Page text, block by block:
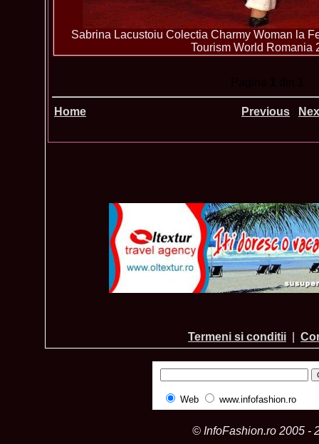
Sabrina Lacustoiu Colectia Charmy Woman la
Tourism World Romania
Home Previous
Termeni si conditii
Web www.infofashion.ro
© InfoFashion.ro 2005 -